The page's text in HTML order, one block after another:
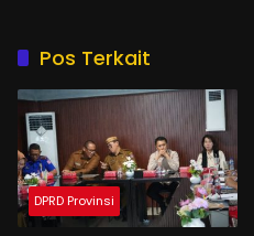
Pos Terkait
DPRD Provinsi